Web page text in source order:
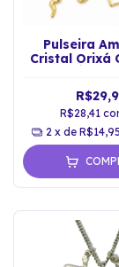
Pulseira
Cristal Orixá
R$28,41
2 x de R$14,95